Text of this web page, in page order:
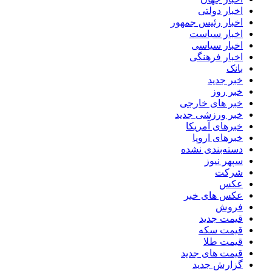
اخبار دولتی
اخبار رئیس جمهور
اخبار سیاست
اخبار سیاسی
اخبار فرهنگی
بانک
خبر جدید
خبر روز
خبر های خارجی
خبر ورزشی جدید
خبرهای آمریکا
خبرهای اروپا
دسته‌بندی نشده
سپهر نیوز
شرکت
عکس
عکس های خبر
فروش
قیمت جدید
قیمت سکه
قیمت طلا
قیمت های جدید
گزارش جدید